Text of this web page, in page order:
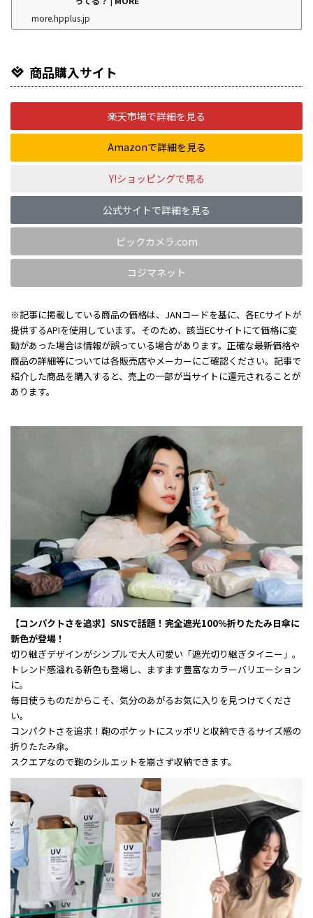
more.hpplus.jp
商品購入サイト
楽天市場で詳細を見る
Amazonで詳細を見る
Y!ショッピングで見る
公式サイトで詳細を見る
ビックカメラ.com
コジマネット
※記事に掲載している商品の価格は、JANコードを基に、各ECサイトが
提供するAPIを使用しています。そのため、該当ECサイトにて価格に変
動があった場合は情報が誤っている場合があります。正確な最新価格や
商品の詳細等については各販売店やメーカーにご確認ください。記事で
紹介した商品を購入すると、売上の一部が当サイトに還元されることが
あります。
【コンパクトさを追求】SNSで話題！完全遮光100％折りたたみ日傘に
新色が登場！
切り継ぎデザインがシンプルで大人可愛い「遮光切り継ぎタイニー」。
トレンド感溢れる新色も登場し、ますます豊富なカラーバリエーション
に。
毎日使うものだからこそ、気分のあがるお気に入りを見つけてくださ
い。
コンパクトさを追求！鞄のポケットにスッポリと収納できるサイズ感の
折りたたみ傘。
スクエアなので鞄のシルエットを崩さず収納できます。